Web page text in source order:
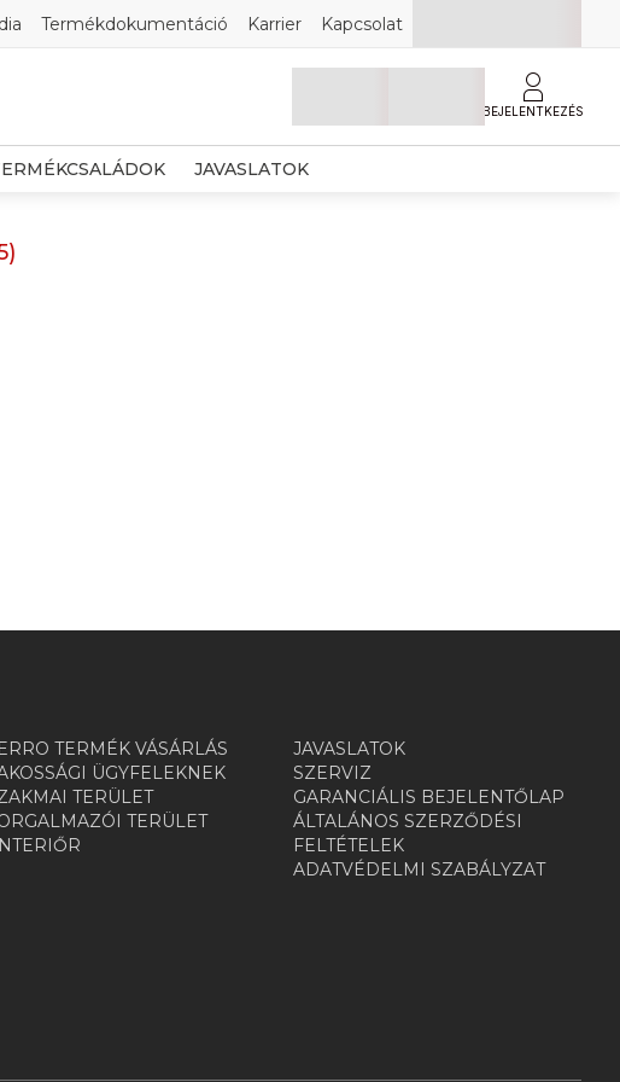
Termékdokumentáció Karrier Kapcsolat
BEJELENTKEZÉS
JAVASLATOK
)
TERMÉK VÁSÁRLÁS
ÜGYFELEKNEK
TERÜLET
TERÜLET
JAVASLATOK
SZERVIZ
GARANCIÁLIS BEJELENTŐLAP
ÁLTALÁNOS SZERZŐDÉSI
FELTÉTELEK
ADATVÉDELMI SZABÁLYZAT